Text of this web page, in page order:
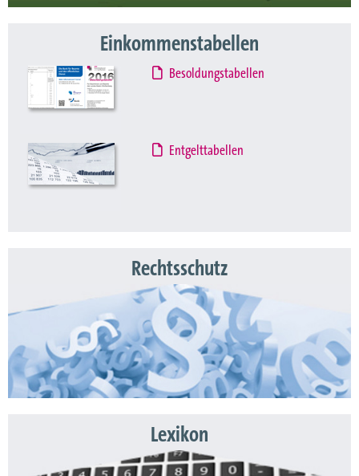
Einkommenstabellen
Besoldungstabellen
Entgelttabellen
Rechtsschutz
Lexikon